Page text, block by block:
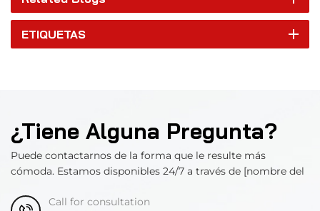
ETIQUETAS
¿Tiene Alguna Pregunta?
Puede contactarnos de la forma que le resulte más
cómoda. Estamos disponibles 24/7 a través de [nombre del
Call for consultation